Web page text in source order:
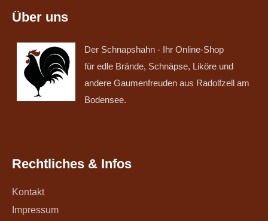
Über uns
Der Schnapshahn - Ihr Online-Shop
für edle Brände, Schnäpse, Liköre und
andere Gaumenfreuden aus Radolfzell am
Bodensee.
Rechtliches & Infos
Kontakt
Impressum